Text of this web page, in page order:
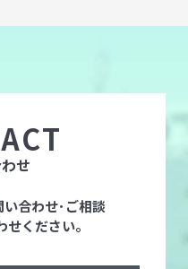
せ
合わせ･ご相談
ください。